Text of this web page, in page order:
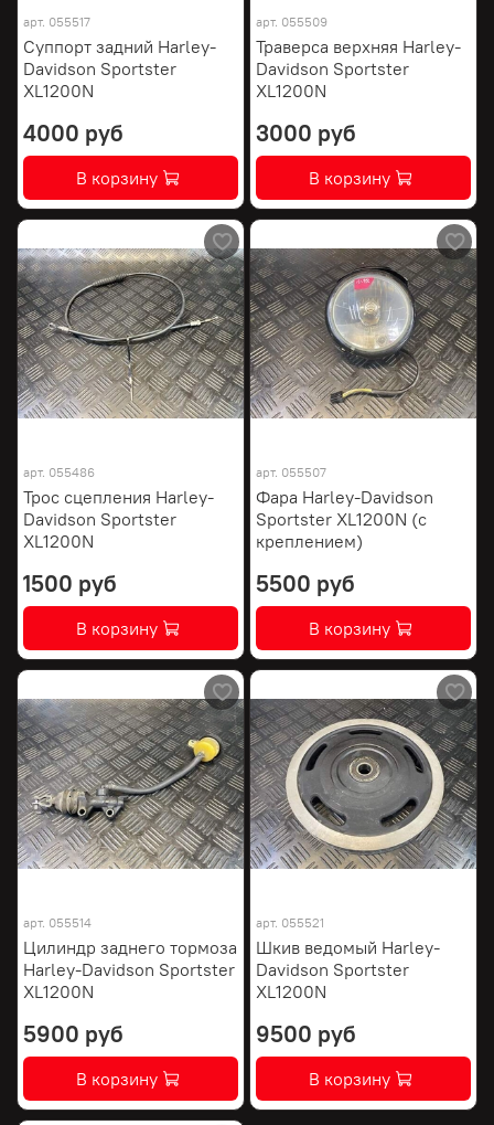
арт. 055517
Суппорт задний Harley-
Davidson Sportster
XL1200N
4000 руб
В корзину
арт. 055509
Траверса верхняя Harley-
Davidson Sportster
XL1200N
3000 руб
В корзину
арт. 055486
Трос сцепления Harley-
Davidson Sportster
XL1200N
1500 руб
В корзину
арт. 055507
Фара Harley-Davidson
Sportster XL1200N (с
креплением)
5500 руб
В корзину
арт. 055514
Цилиндр заднего тормоза
Harley-Davidson Sportster
XL1200N
5900 руб
В корзину
арт. 055521
Шкив ведомый Harley-
Davidson Sportster
XL1200N
9500 руб
В корзину